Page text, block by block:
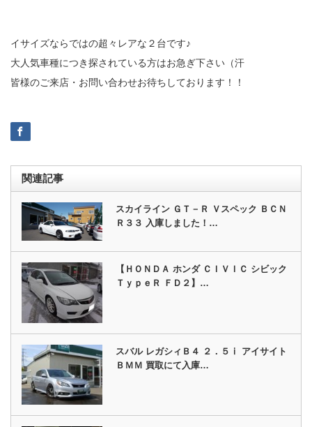
イサイズならではの超々レアな２台です♪
大人気車種につき探されている方はお急ぎ下さい（汗
皆様のご来店・お問い合わせお待ちしております！！
関連記事
スカイライン ＧＴ－Ｒ Ｖスペック ＢＣＮ
Ｒ３３ 入庫しました！…
【ＨＯＮＤＡ ホンダ ＣＩＶＩＣ シビック
ＴｙｐｅＲ ＦＤ２】…
スバル レガシィＢ４ ２．５ⅰ アイサイト
ＢＭＭ 買取にて入庫…